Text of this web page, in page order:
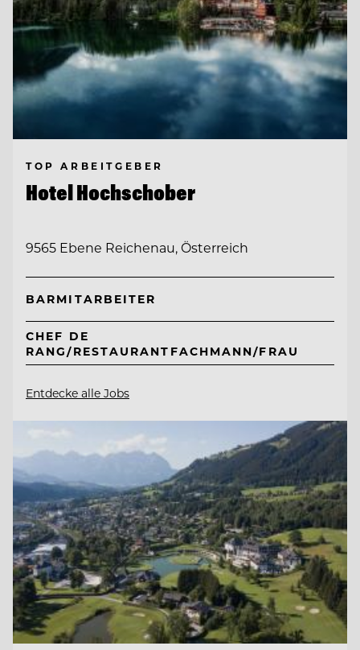
TOP ARBEITGEBER
Hotel Hochschober
9565 Ebene Reichenau, Österreich
BARMITARBEITER
CHEF DE
RANG/RESTAURANTFACHMANN/FRAU
Entdecke alle Jobs